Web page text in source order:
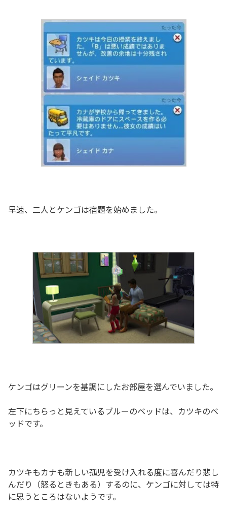
早速、二人とケンゴは宿題を始めました。
ケンゴはグリーンを基調にしたお部屋を選んでいました。
左下にちらっと見えているブルーのベッドは、カツキのベ
ッドです。
カツキもカナも新しい孤児を受け入れる度に喜んだり悲し
んだり（怒るときもある）するのに、ケンゴに対しては特
に思うところはないようです。